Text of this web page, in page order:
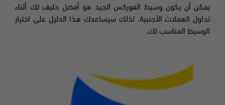
يمكن أن يكون وسيط الفوركس الجيد هو أفضل حليف لك أثناء
تداول العملات الأجنبية. لذلك سيساعدك هذا الدليل على اختيار
الوسيط المناسب لك.